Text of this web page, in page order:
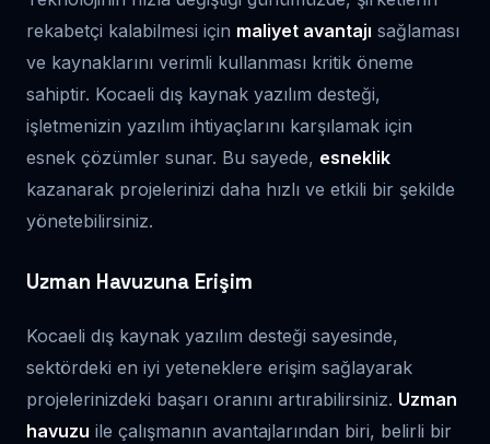
rekabetçi kalabilmesi için maliyet avantajı sağlaması
ve kaynaklarını verimli kullanması kritik öneme
sahiptir. Kocaeli dış kaynak yazılım desteği,
işletmenizin yazılım ihtiyaçlarını karşılamak için
esnek çözümler sunar. Bu sayede, esneklik
kazanarak projelerinizi daha hızlı ve etkili bir şekilde
yönetebilirsiniz.
Uzman Havuzuna Erişim
Kocaeli dış kaynak yazılım desteği sayesinde,
sektördeki en iyi yeteneklere erişim sağlayarak
projelerinizdeki başarı oranını artırabilirsiniz. Uzman
havuzu ile çalışmanın avantajlarından biri, belirli bir